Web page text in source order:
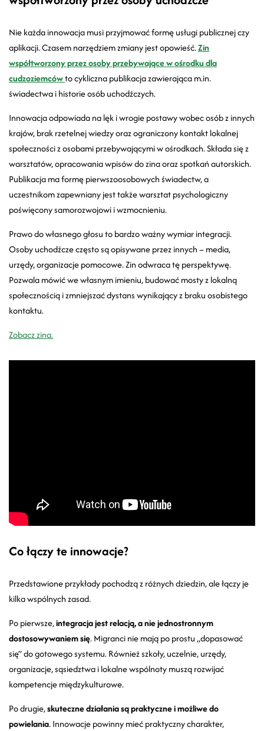
Nie każda innowacja musi przyjmować formę usługi publicznej czy
aplikacji. Czasem narzędziem zmiany jest opowieść.Zin
współtworzony przez osoby przebywające w ośrodku dla
cudzoziemcówto cykliczna publikacja zawierająca m.in.
świadectwa i historie osób uchodźczych.
Innowacja odpowiada na lęk i wrogie postawy wobec osób z innych
krajów, brak rzetelnej wiedzy oraz ograniczony kontakt lokalnej
społeczności z osobami przebywającymi w ośrodkach. Składa się z
warsztatów, opracowania wpisów do zina oraz spotkań autorskich.
Publikacja ma formę pierwszoosobowych świadectw, a
uczestnikom zapewniany jest także warsztat psychologiczny
poświęcony samorozwojowi i wzmocnieniu.
Prawo do własnego głosu to bardzo ważny wymiar integracji.
Osoby uchodźcze często są opisywane przez innych–media,
urzędy, organizacje pomocowe. Zin odwraca tę perspektywę.
Pozwala mówić we własnym imieniu, budować mosty z lokalną
społecznością i zmniejszać dystans wynikający z braku osobistego
kontaktu.
Zobacz zina.
Co łączy te innowacje?
Przedstawione przykłady pochodzą z różnych dziedzin, ale łączy je
kilka wspólnych zasad.
Po pierwsze,integracja jest relacją, a nie jednostronnym
dostosowywaniem się. Migranci nie mają po prostu „dopasować
się” do gotowego systemu. Również szkoły, uczelnie, urzędy,
organizacje, sąsiedztwa i lokalne wspólnoty muszą rozwijać
kompetencje międzykulturowe.
Po drugie,skuteczne działania są praktyczne i możliwe do
powielania. Innowacje powinny mieć praktyczny charakter,